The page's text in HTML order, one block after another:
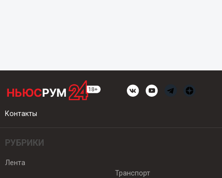
Контакты
РУБРИКИ
Лента
Транспорт